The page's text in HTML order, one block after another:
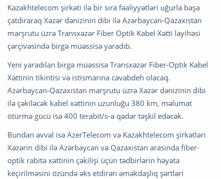
Kazakhtelecom şirkəti ilə bir sıra fəaliyyətləri uğurla başa
çatdıraraq Xəzər dənizinin dibi ilə Azərbaycan-Qazaxıstan
marşrutu üzrə Transxəzər Fiber Optik Kabel Xətti layihəsi
çərçivəsində birgə müəssisə yaradıb.
Yeni yaradılan birgə müəssisə Transxəzər Fiber-Optik Kabel
Xəttinin tikintisi və istismarına cavabdeh olacaq.
Azərbaycan-Qazaxıstan marşrutu üzrə Xəzər dənizinin dibi
ilə çəkiləcək kabel xəttinin uzunluğu 380 km, məlumat
ötürmə gücü isə 400 terabit/s-ə qədər təşkil edəcək.
Bundan əvvəl isə AzerTelecom və Kazakhtelecom şirkətləri
Xəzərin dibi ilə Azərbaycan və Qazaxıstan arasında fiber-
optik rabitə xəttinin çəkilişi üçün tədbirlərin həyata
keçirilməsini özündə əks etdirən əməkdaşlıq şərtləri